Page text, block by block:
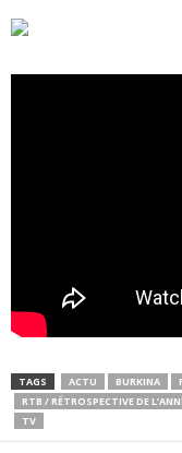
TAGS ACTU BURKINA
RTB / RÉTROSPECTIVE DE
TV